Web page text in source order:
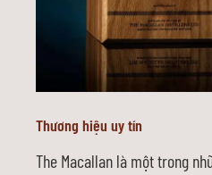
Thương hiệu uy tín
The Macallan là một trong